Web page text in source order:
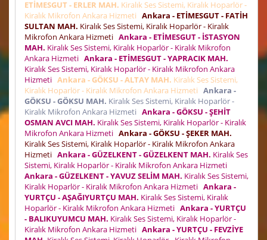
ETİMESGUT - ERLER MAH. Kiralık Ses Sistemi, Kiralık Hoparlör -
Kiralık Mikrofon Ankara Hizmeti Ankara - ETİMESGUT - FATİH
SULTAN MAH. Kiralık Ses Sistemi, Kiralık Hoparlör - Kiralık
Mikrofon Ankara Hizmeti Ankara - ETİMESGUT - İSTASYON
MAH. Kiralık Ses Sistemi, Kiralık Hoparlör - Kiralık Mikrofon
Ankara Hizmeti Ankara - ETİMESGUT - YAPRACIK MAH.
Kiralık Ses Sistemi, Kiralık Hoparlör - Kiralık Mikrofon Ankara
Hizmeti Ankara - GÖKSU - ALTAY MAH. Kiralık Ses Sistemi,
Kiralık Hoparlör - Kiralık Mikrofon Ankara Hizmeti Ankara -
GÖKSU - GÖKSU MAH. Kiralık Ses Sistemi, Kiralık Hoparlör -
Kiralık Mikrofon Ankara Hizmeti Ankara - GÖKSU - ŞEHİT
OSMAN AVCI MAH. Kiralık Ses Sistemi, Kiralık Hoparlör - Kiralık
Mikrofon Ankara Hizmeti Ankara - GÖKSU - ŞEKER MAH.
Kiralık Ses Sistemi, Kiralık Hoparlör - Kiralık Mikrofon Ankara
Hizmeti Ankara - GÜZELKENT - GÜZELKENT MAH. Kiralık Ses
Sistemi, Kiralık Hoparlör - Kiralık Mikrofon Ankara Hizmeti
Ankara - GÜZELKENT - YAVUZ SELİM MAH. Kiralık Ses Sistemi,
Kiralık Hoparlör - Kiralık Mikrofon Ankara Hizmeti Ankara -
YURTÇU - AŞAĞIYURTÇU MAH. Kiralık Ses Sistemi, Kiralık
Hoparlör - Kiralık Mikrofon Ankara Hizmeti Ankara - YURTÇU
- BALIKUYUMCU MAH. Kiralık Ses Sistemi, Kiralık Hoparlör -
Kiralık Mikrofon Ankara Hizmeti Ankara - YURTÇU - FEVZİYE